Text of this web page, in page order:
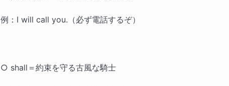
例：I will call you.（必ず電話するぞ）
○ shall＝約束を守る古風な騎士